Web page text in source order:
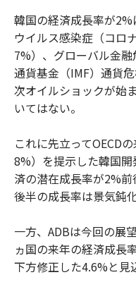
韓国の経済成長率が
ウイルス感染症（コロ
7%）、グローバル金
通貨基金（IMF）通貨
次オイルショックが始
いてはない。
これに先立ってOECD
8%）を提示した韓国
済の潜在成長率が2%
後半の成長率は景気鈍
一方、ADBは今回の展
ヵ国の来年の経済成長
下方修正した4.6%と見